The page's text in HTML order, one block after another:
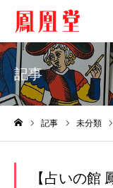
記事
記事 未分類
【占いの館